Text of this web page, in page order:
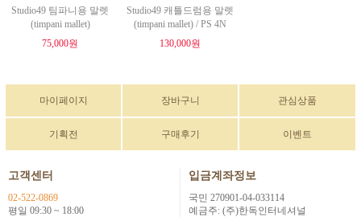
Studio49 팀파니용 말렛
(timpani mallet)
75,000원
Studio49 캐틀드럼용 말렛
(timpani mallet) / PS 4N
130,000원
마이페이지 장바구니 관심상품
기획전 구매후기 이벤트
고객센터
02-522-0869
평일 09:30 ~ 18:00
입금계좌정보
국민 270901-04-033114
예금주: (주)한독인터네셔널